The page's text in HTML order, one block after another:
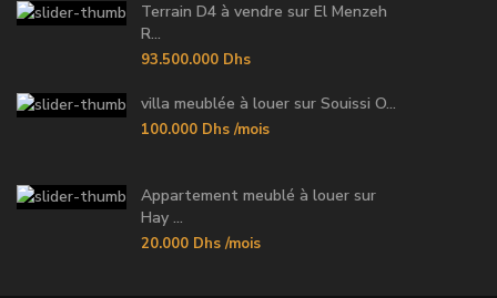
Terrain D4 à vendre sur El Menzeh
R...
93.500.000 Dhs
villa meublée à louer sur Souissi O...
100.000 Dhs /mois
Appartement meublé à louer sur
Hay ...
20.000 Dhs /mois